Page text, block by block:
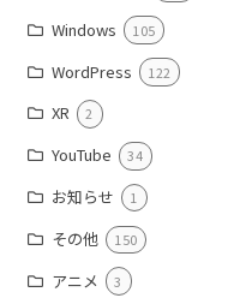
Windows 105
WordPress 122
XR 2
YouTube 34
お知らせ 1
その他 150
アニメ 3